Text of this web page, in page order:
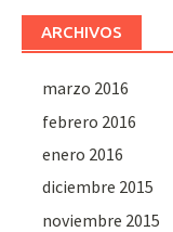
ARCHIVOS
marzo 2016
febrero 2016
enero 2016
diciembre 2015
noviembre 2015